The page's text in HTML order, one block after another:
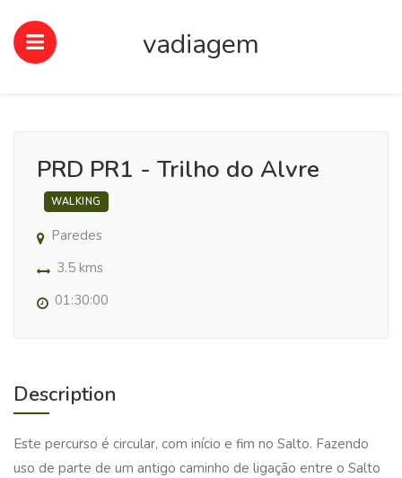
vadiagem
PRD PR1 - Trilho do Alvre
WALKING
Paredes
3.5 kms
01:30:00
Description
Este percurso é circular, com início e fim no Salto. Fazendo
uso de parte de um antigo caminho de ligação entre o Salto